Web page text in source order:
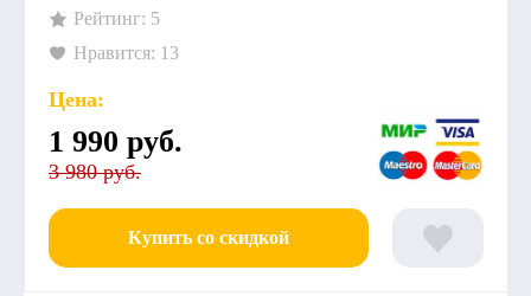
Рейтинг: 5
Нравится: 13
Цена:
1 990 руб.
3 980 руб.
Купить со скидкой